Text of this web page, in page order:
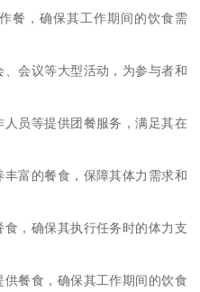
餐，确保其工作期间的饮食需
会议等大型活动，为参与者和
员等提供团餐服务，满足其在
富的餐食，保障其体力需求和
，确保其执行任务时的体力支
餐食，确保其工作期间的饮食